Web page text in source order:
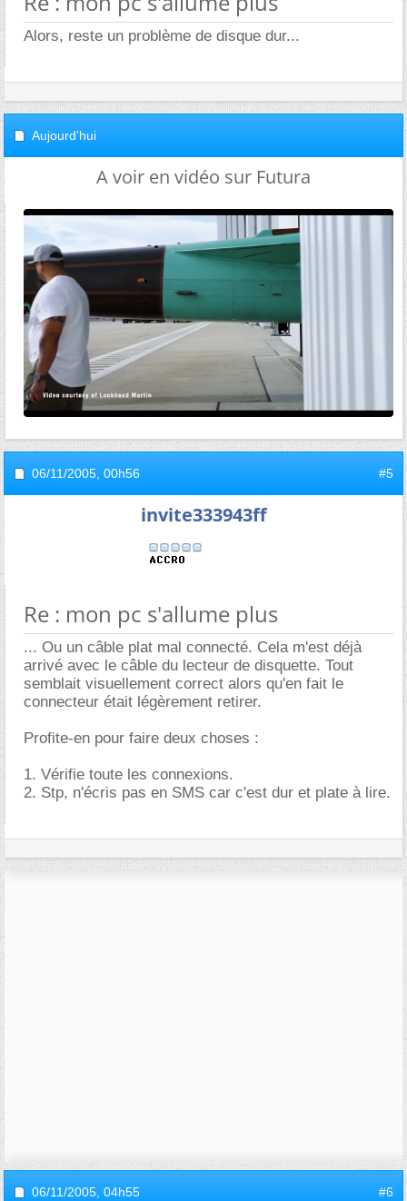
Alors, reste un problème de disque dur...
Aujourd'hui
A voir en vidéo sur Futura
06/11/2005, 00h56 #5
invite333943ff
Re : mon pc s'allume plus
... Ou un câble plat mal connecté. Cela m'est déjà
arrivé avec le câble du lecteur de disquette. Tout
semblait visuellement correct alors qu'en fait le
connecteur était légèrement retirer.
Profite-en pour faire deux choses :
1. Vérifie toute les connexions.
2. Stp, n'écris pas en SMS car c'est dur et plate à lire.
06/11/2005, 04h55 #6